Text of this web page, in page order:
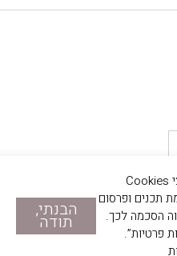
לידיעתך, אנו משתמשים בקובצי Cookies
תכנים ופרסום
הסכמה לכך.
פרטיות”.
הבנתי,
תודה